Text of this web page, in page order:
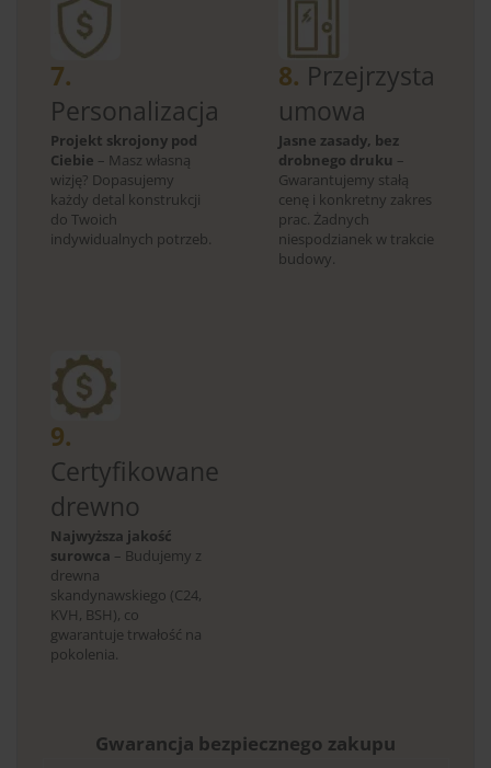
7.
Personalizacja
Projekt skrojony pod
Ciebie – Masz własną
wizję? Dopasujemy
każdy detal konstrukcji
do Twoich
indywidualnych potrzeb.
8. Przejrzysta
umowa
Jasne zasady, bez
drobnego druku –
Gwarantujemy stałą
cenę i konkretny zakres
prac. Żadnych
niespodzianek w trakcie
budowy.
9.
Certyfikowane
drewno
Najwyższa jakość
surowca – Budujemy z
drewna
skandynawskiego (C24,
KVH, BSH), co
gwarantuje trwałość na
pokolenia.
Gwarancja bezpiecznego zakupu